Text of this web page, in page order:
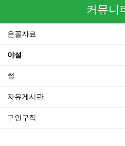
커뮤니
은꼴자료
야설
썰
자유게시판
구인구직